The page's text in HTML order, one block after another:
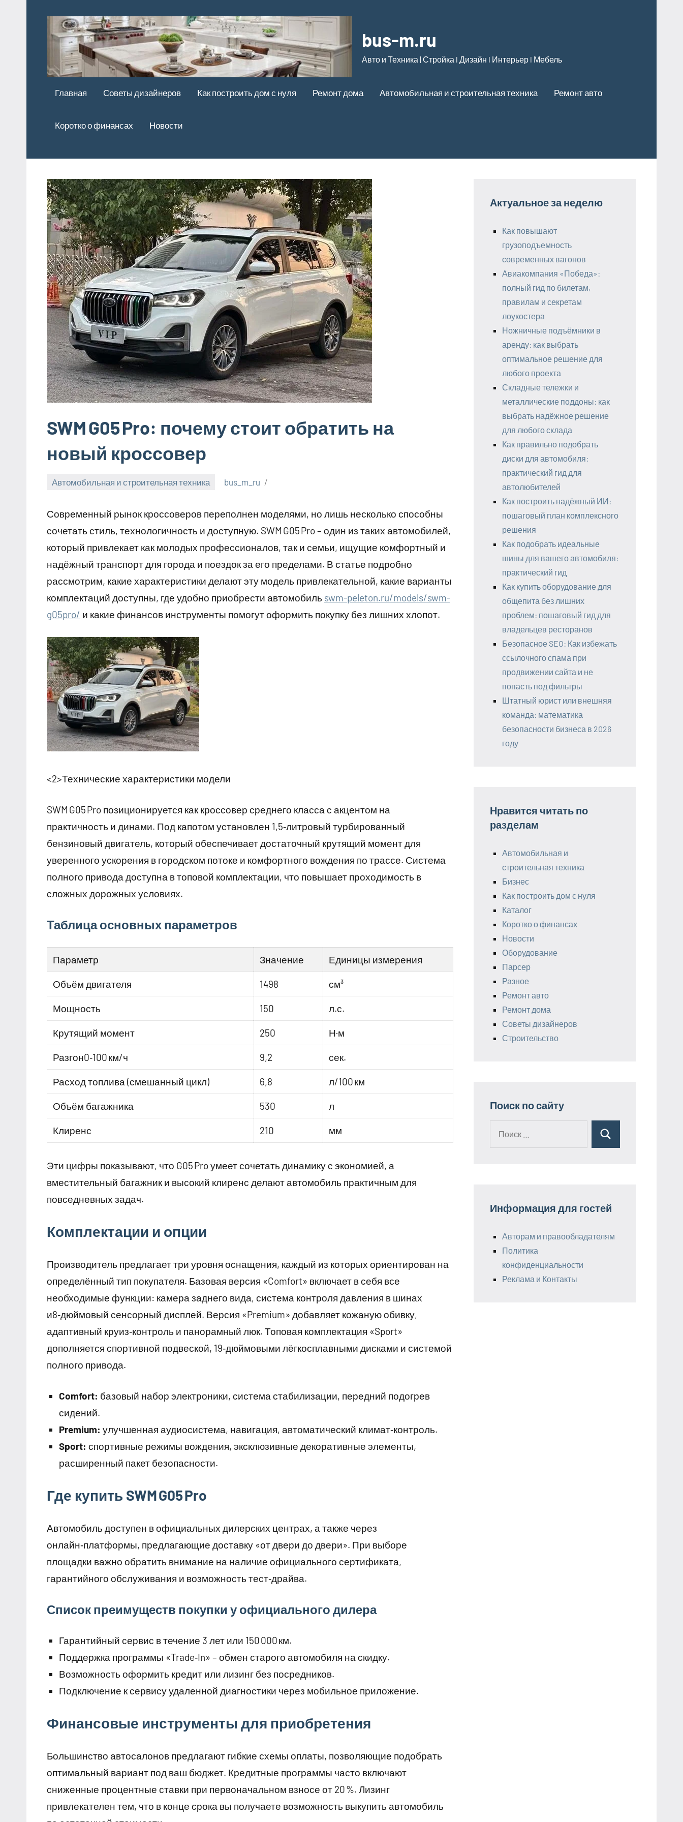
содержимому
bus-m.ru
Авто и Техника | Стройка l Дизайн l Интерьер l Мебель
Главная Советы дизайнеров Как построить дом с нуля Ремонт дома Автомобильная и строительная техника Ремонт авто
Коротко о финансах Новости
SWM G05 Pro: почему стоит обратить на
новый кроссовер
Автомобильная и строительная техника
2026
bus_m_ru
Современный рынок кроссоверов переполнен моделями, но лишь несколько способны
сочетать стиль, технологичность и доступную. SWM G05 Pro – один из таких автомобилей,
который привлекает как молодых профессионалов, так и семьи, ищущие комфортный и
надёжный транспорт для города и поездок за его пределами. В статье подробно
рассмотрим, какие характеристики делают эту модель привлекательной, какие варианты
комплектаций доступны, где удобно приобрести автомобиль swm-peleton.ru/models/swm-
g05pro/ и какие финансов инструменты помогут оформить покупку без лишних хлопот.
<2>Технические характеристики модели
SWM G05 Pro позиционируется как кроссовер среднего класса с акцентом на
практичность и динами. Под капотом установлен 1,5‑литровый турбированный
бензиновый двигатель, который обеспечивает достаточный крутящий момент для
уверенного ускорения в городском потоке и комфортного вождения по трассе. Система
полного привода доступна в топовой комплектации, что повышает проходимость в
сложных дорожных условиях.
Таблица основных параметров
Параметр Значение Единицы измерения
Объём двигателя 1498 см³
Мощность 150 л.с.
Крутящий момент 250 Н·м
Разгон0‑100 км/ч 9,2 сек.
Расход топлива (смешанный цикл) 6,8 л/100 км
Объём багажника 530 л
Клиренс 210 мм
Эти цифры показывают, что G05 Pro умеет сочетать динамику с экономией, а
вместительный багажник и высокий клиренс делают автомобиль практичным для
повседневных задач.
Комплектации и опции
Производитель предлагает три уровня оснащения, каждый из которых ориентирован на
определённый тип покупателя. Базовая версия «Comfort» включает в себя все
необходимые функции: камера заднего вида, система контроля давления в шинах
и8‑дюймовый сенсорный дисплей. Версия «Premium» добавляет кожаную обивку,
адаптивный круиз‑контроль и панорамный люк. Топовая комплектация «Sport»
дополняется спортивной подвеской, 19‑дюймовыми лёгкосплавными дисками и системой
полного привода.
Comfort: базовый набор электроники, система стабилизации, передний подогрев
сидений.
Premium: улучшенная аудиосистема, навигация, автоматический климат‑контроль.
Sport: спортивные режимы вождения, эксклюзивные декоративные элементы,
расширенный пакет безопасности.
Где купить SWM G05 Pro
Автомобиль доступен в официальных дилерских центрах, а также через
онлайн‑платформы, предлагающие доставку «от двери до двери». При выборе
площадки важно обратить внимание на наличие официального сертификата,
гарантийного обслуживания и возможность тест‑драйва.
Список преимуществ покупки у официального дилера
Гарантийный сервис в течение 3 лет или 150 000 км.
Поддержка программы «Trade‑In» – обмен старого автомобиля на скидку.
Возможность оформить кредит или лизинг без посредников.
Подключение к сервису удаленной диагностики через мобильное приложение.
Финансовые инструменты для приобретения
Большинство автосалонов предлагают гибкие схемы оплаты, позволяющие подобрать
оптимальный вариант под ваш бюджет. Кредитные программы часто включают
сниженные процентные ставки при первоначальном взносе от 20 %. Лизинг
привлекателен тем, что в конце срока вы получаете возможность выкупить автомобиль
Актуальное за неделю
Как повышают
грузоподъемность
современных вагонов
Авиакомпания «Победа»:
полный гид по билетам,
правилам и секретам
лоукостера
Ножничные подъёмники в
аренду: как выбрать
оптимальное решение для
любого проекта
Складные тележки и
металлические поддоны: как
выбрать надёжное решение
для любого склада
Как правильно подобрать
диски для автомобиля:
практический гид для
автолюбителей
Как построить надёжный ИИ:
пошаговый план комплексного
решения
Как подобрать идеальные
шины для вашего автомобиля:
практический гид
Как купить оборудование для
общепита без лишних
проблем: пошаговый гид для
владельцев ресторанов
Безопасное SEO: Как избежать
ссылочного спама при
продвижении сайта и не
попасть под фильтры
Штатный юрист или внешняя
команда: математика
безопасности бизнеса в 2026
году
Нравится читать по
разделам
Автомобильная и
строительная техника
Бизнес
Как построить дом с нуля
Каталог
Коротко о финансах
Новости
Оборудование
Парсер
Разное
Ремонт авто
Ремонт дома
Советы дизайнеров
Строительство
Поиск по сайту
Поиск
Информация для гостей
Авторам и правообладателям
Политика
конфиденциальности
Реклама и Контакты